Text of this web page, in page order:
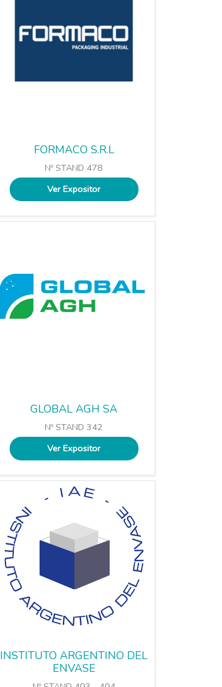
FORMACO S.R.L
Nº STAND 478
Ver Expositor
GLOBAL AGH SA
Nº STAND 342
Ver Expositor
INSTITUTO ARGENTINO DEL
ENVASE